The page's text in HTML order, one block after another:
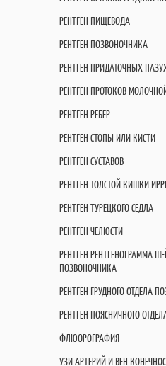
РЕНТГЕН ПИЩЕВОДА
РЕНТГЕН ПОЗВОНОЧНИКА
РЕНТГЕН ПРИДАТОЧНЫХ
РЕНТГЕН ПРОТОКОВ
РЕНТГЕН РЕБЕР
РЕНТГЕН СТОПЫ ИЛИ КИСТИ
РЕНТГЕН СУСТАВОВ
РЕНТГЕН ТОЛСТОЙ КИШКИ
РЕНТГЕН ТУРЕЦКОГО СЕДЛА
РЕНТГЕН ЧЕЛЮСТИ
РЕНТГЕН РЕНТГЕНОГРАММА
ПОЗВОНОЧНИКА
РЕНТГЕН ГРУДНОГО ОТДЕЛА
РЕНТГЕН ПОЯСНИЧНОГО
ФЛЮОРОГРАФИЯ
УЗИ АРТЕРИЙ И ВЕН